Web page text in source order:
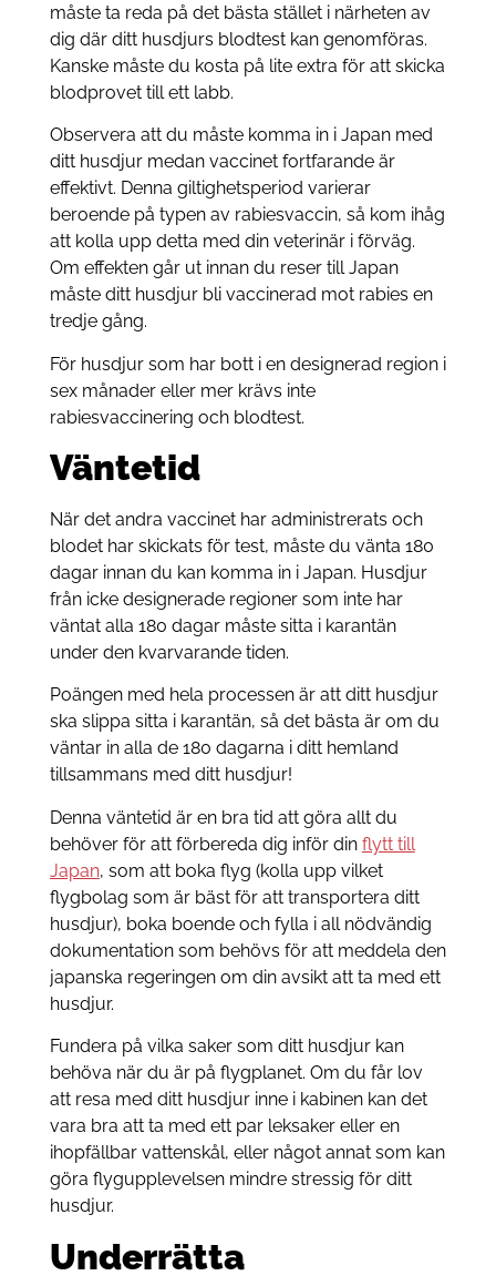
måste ta reda på det bästa stället i närheten av
dig där ditt husdjurs blodtest kan genomföras.
Kanske måste du kosta på lite extra för att skicka
blodprovet till ett labb.
Observera att du måste komma in i Japan med
ditt husdjur medan vaccinet fortfarande är
effektivt. Denna giltighetsperiod varierar
beroende på typen av rabiesvaccin, så kom ihåg
att kolla upp detta med din veterinär i förväg.
Om effekten går ut innan du reser till Japan
måste ditt husdjur bli vaccinerad mot rabies en
tredje gång.
För husdjur som har bott i en designerad region i
sex månader eller mer krävs inte
rabiesvaccinering och blodtest.
Väntetid
När det andra vaccinet har administrerats och
blodet har skickats för test, måste du vänta 180
dagar innan du kan komma in i Japan. Husdjur
från icke designerade regioner som inte har
väntat alla 180 dagar måste sitta i karantän
under den kvarvarande tiden.
Poängen med hela processen är att ditt husdjur
ska slippa sitta i karantän, så det bästa är om du
väntar in alla de 180 dagarna i ditt hemland
tillsammans med ditt husdjur!
Denna väntetid är en bra tid att göra allt du
behöver för att förbereda dig inför din flytt till
Japan, som att boka flyg (kolla upp vilket
flygbolag som är bäst för att transportera ditt
husdjur), boka boende och fylla i all nödvändig
dokumentation som behövs för att meddela den
japanska regeringen om din avsikt att ta med ett
husdjur.
Fundera på vilka saker som ditt husdjur kan
behöva när du är på flygplanet. Om du får lov
att resa med ditt husdjur inne i kabinen kan det
vara bra att ta med ett par leksaker eller en
ihopfällbar vattenskål, eller något annat som kan
göra flygupplevelsen mindre stressig för ditt
husdjur.
Underrätta